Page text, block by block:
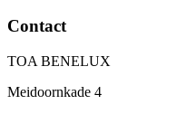
Contact
TOA BENELUX
Meidoornkade 4